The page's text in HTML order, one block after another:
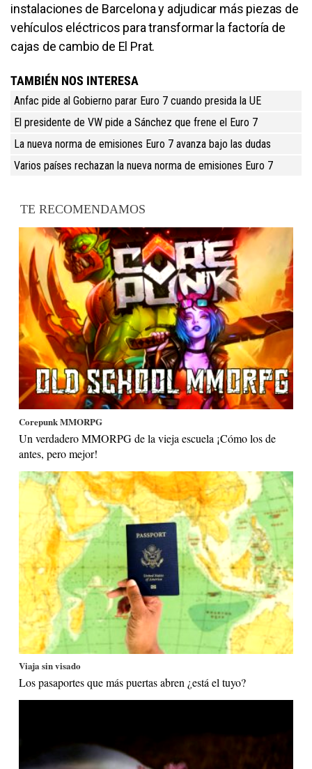
instalaciones de Barcelona y adjudicar más piezas de
vehículos eléctricos para transformar la factoría de
cajas de cambio de El Prat.
TAMBIÉN NOS INTERESA
Anfac pide al Gobierno parar Euro 7 cuando presida la UE
El presidente de VW pide a Sánchez que frene el Euro 7
La nueva norma de emisiones Euro 7 avanza bajo las dudas
Varios países rechazan la nueva norma de emisiones Euro 7
TE RECOMENDAMOS
Corepunk MMORPG
Un verdadero MMORPG de la vieja escuela ¡Cómo los de
antes, pero mejor!
Viaja sin visado
Los pasaportes que más puertas abren ¿está el tuyo?